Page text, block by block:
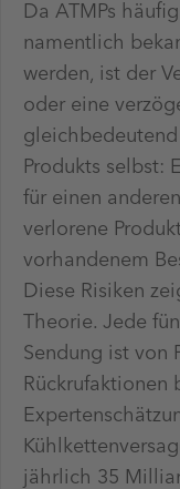
Da ATMPs
namentlich
werden, ist der
oder eine
Produkts selbst:
für einen
verlorene
vorhandenem
Diese Risiken
Theorie. Jede
Sendung ist von
Rückrufaktionen
jährlich 35